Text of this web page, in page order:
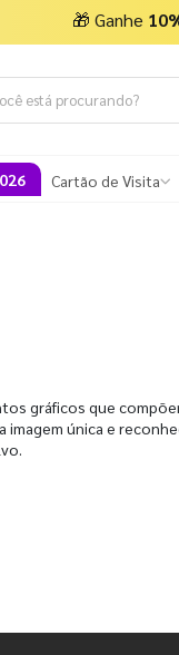
🎁 Ganhe
Cartão de Visita
gráficos que
única e